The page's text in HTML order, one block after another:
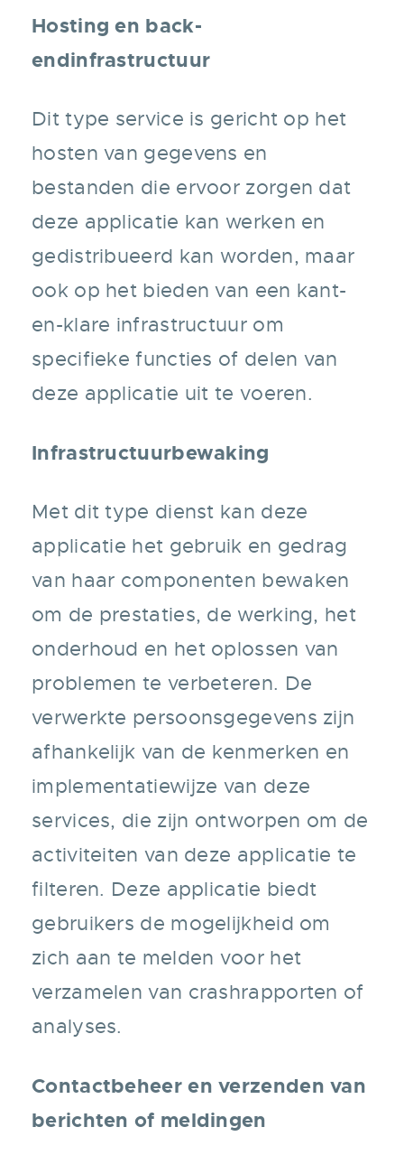
Hosting en back-
endinfrastructuur
Dit type service is gericht op het
hosten van gegevens en
bestanden die ervoor zorgen dat
deze applicatie kan werken en
gedistribueerd kan worden, maar
ook op het bieden van een kant-
en-klare infrastructuur om
specifieke functies of delen van
deze applicatie uit te voeren.
Infrastructuurbewaking
Met dit type dienst kan deze
applicatie het gebruik en gedrag
van haar componenten bewaken
om de prestaties, de werking, het
onderhoud en het oplossen van
problemen te verbeteren. De
verwerkte persoonsgegevens zijn
afhankelijk van de kenmerken en
implementatiewijze van deze
services, die zijn ontworpen om de
activiteiten van deze applicatie te
filteren. Deze applicatie biedt
gebruikers de mogelijkheid om
zich aan te melden voor het
verzamelen van crashrapporten of
analyses.
Contactbeheer en verzenden van
berichten of meldingen